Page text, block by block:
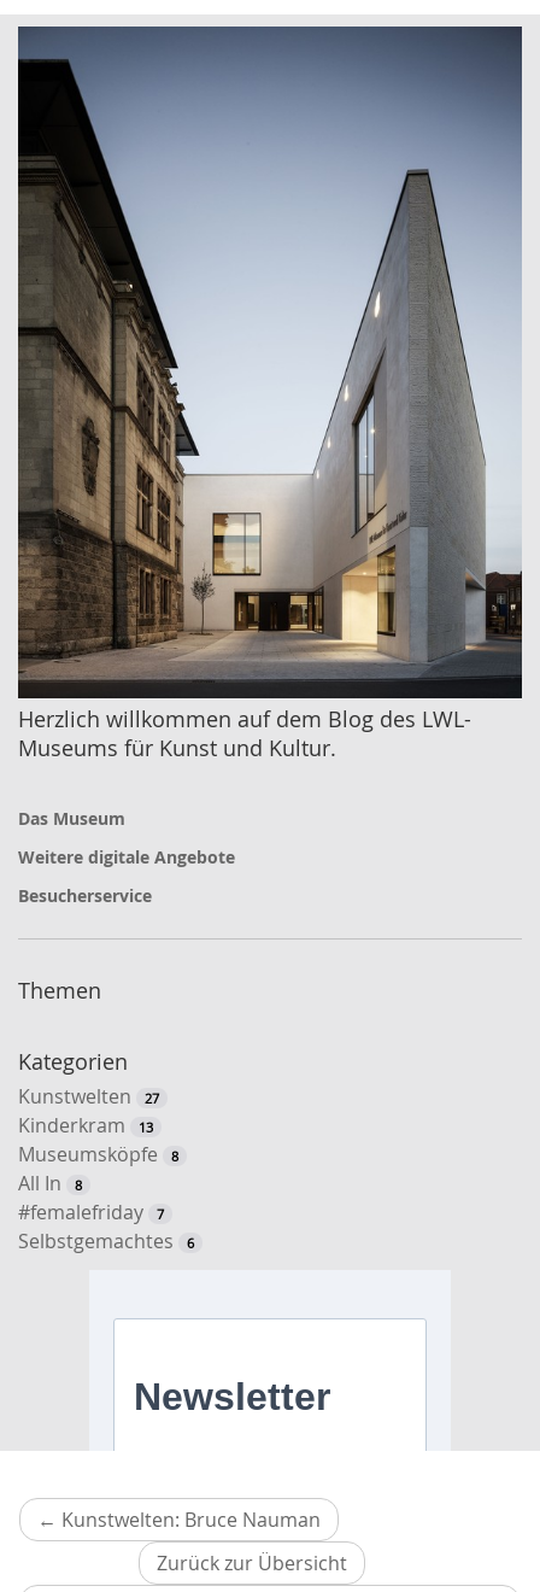
Herzlich willkommen auf dem Blog des LWL-
Museums für Kunst und Kultur.
Das Museum
Weitere digitale Angebote
Besucherservice
Themen
Kategorien
Kunstwelten 27
Kinderkram 13
Museumsköpfe 8
All In 8
#femalefriday 7
Selbstgemachtes 6
← Kunstwelten: Bruce Nauman Vorheriger
Artikel
Zurück zur Übersicht